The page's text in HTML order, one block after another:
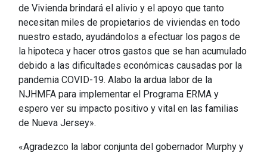
de Vivienda brindará el alivio y el apoyo que tanto
necesitan miles de propietarios de viviendas en todo
nuestro estado, ayudándolos a efectuar los pagos de
la hipoteca y hacer otros gastos que se han acumulado
debido a las dificultades económicas causadas por la
pandemia COVID-19. Alabo la ardua labor de la
NJHMFA para implementar el Programa ERMA y
espero ver su impacto positivo y vital en las familias
de Nueva Jersey».
«Agradezco la labor conjunta del gobernador Murphy y